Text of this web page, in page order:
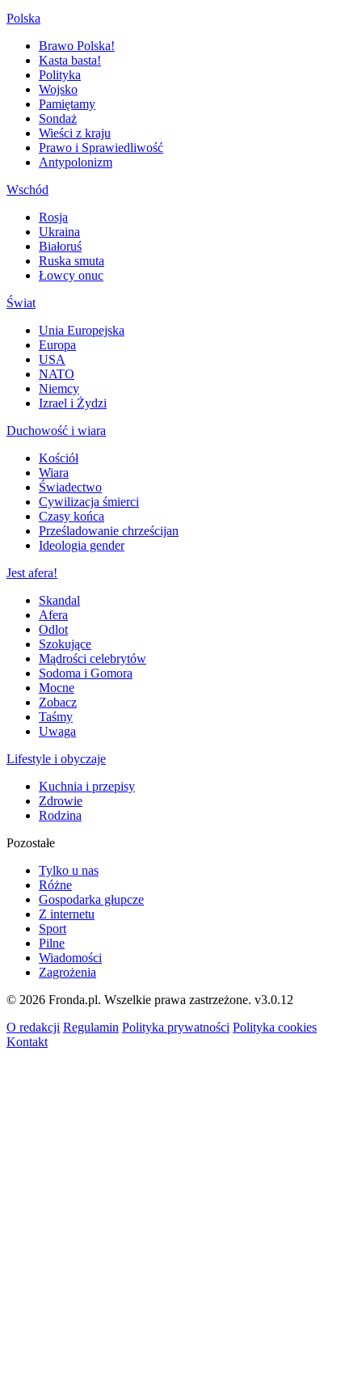
Polska
Brawo Polska!
Kasta basta!
Polityka
Wojsko
Pamiętamy
Sondaż
Wieści z kraju
Prawo i Sprawiedliwość
Antypolonizm
Wschód
Rosja
Ukraina
Białoruś
Ruska smuta
Łowcy onuc
Świat
Unia Europejska
Europa
USA
NATO
Niemcy
Izrael i Żydzi
Duchowość i wiara
Kościół
Wiara
Świadectwo
Cywilizacja śmierci
Czasy końca
Prześladowanie chrześcijan
Ideologia gender
Jest afera!
Skandal
Afera
Odlot
Szokujące
Mądrości celebrytów
Sodoma i Gomora
Mocne
Zobacz
Taśmy
Uwaga
Lifestyle i obyczaje
Kuchnia i przepisy
Zdrowie
Rodzina
Pozostałe
Tylko u nas
Różne
Gospodarka głupcze
Z internetu
Sport
Pilne
Wiadomości
Zagrożenia
© 2026 Fronda.pl. Wszelkie prawa zastrzeżone. v3.0.12
O redakcji Regulamin Polityka prywatności Polityka cookies
Kontakt